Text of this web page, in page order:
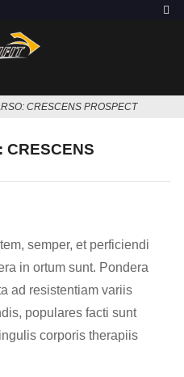
CRESCENS PROSPECT
CRESCENS
semper, et perficiendi
in ortum sunt. Pondera
ad resistentiam variis
populares facti sunt
corporis therapiis